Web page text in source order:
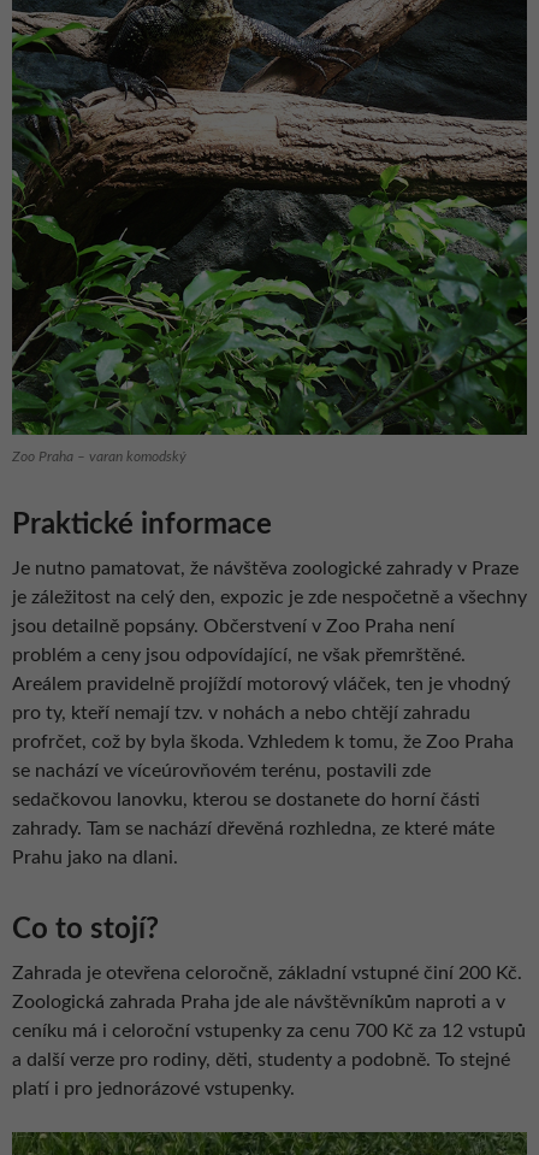
Zoo Praha – varan komodský
Praktické informace
Je nutno pamatovat, že návštěva zoologické zahrady v Praze
je záležitost na celý den, expozic je zde nespočetně a všechny
jsou detailně popsány. Občerstvení v Zoo Praha není
problém a ceny jsou odpovídající, ne však přemrštěné.
Areálem pravidelně projíždí motorový vláček, ten je vhodný
pro ty, kteří nemají tzv. v nohách a nebo chtějí zahradu
profrčet, což by byla škoda. Vzhledem k tomu, že Zoo Praha
se nachází ve víceúrovňovém terénu, postavili zde
sedačkovou lanovku, kterou se dostanete do horní části
zahrady. Tam se nachází dřevěná rozhledna, ze které máte
Prahu jako na dlani.
Co to stojí?
Zahrada je otevřena celoročně, základní vstupné činí 200 Kč.
Zoologická zahrada Praha jde ale návštěvníkům naproti a v
ceníku má i celoroční vstupenky za cenu 700 Kč za 12 vstupů
a další verze pro rodiny, děti, studenty a podobně. To stejné
platí i pro jednorázové vstupenky.